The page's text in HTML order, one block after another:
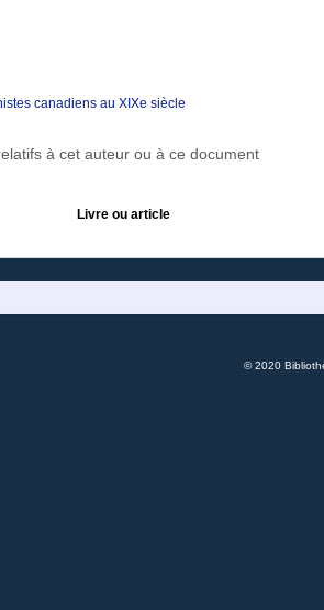
canadiens au XIXe siècle
à cet auteur ou à ce document
Livre ou article
© 2020